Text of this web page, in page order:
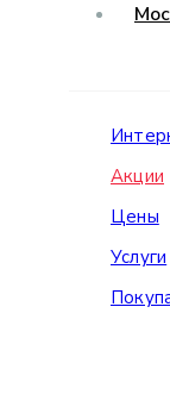
Акции
Цены
Услуги